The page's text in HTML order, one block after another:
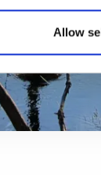
Allow